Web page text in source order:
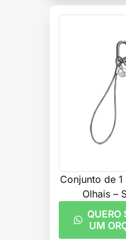
Conjunto de
Olhais –
QUERO
UM